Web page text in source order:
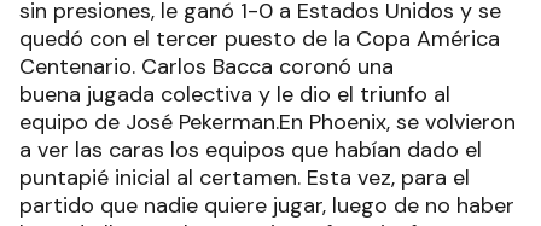
sin presiones, le ganó 1-0 a Estados Unidos y se
quedó con el tercer puesto de la Copa América
Centenario. Carlos Bacca coronó una
buena jugada colectiva y le dio el triunfo al
equipo de José Pekerman.En Phoenix, se volvieron
a ver las caras los equipos que habían dado el
puntapié inicial al certamen. Esta vez, para el
partido que nadie quiere jugar, luego de no haber